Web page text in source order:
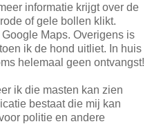
informatie krijgt over de
of gele bollen klikt.
Maps. Overigens is
ik de hond uitliet. In huis
helemaal geen ontvangst!
ik die masten kan zien
bestaat die mij kan
politie en andere